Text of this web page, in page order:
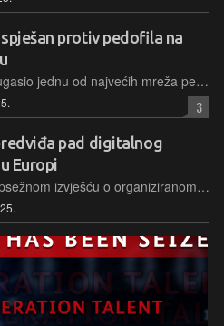
protiv pedofila na
Europol je ugasio jednu od najvećih mreža pedofila na dark webu u svijetu, što je dovelo do desetaka uhićenja diljem svijeta, uz najavu da će ih uslijediti još.
3
pad digitalnog
Europi
U svojem opsežnom izvješću o organiziranom kriminalu Europol je kratko spomenuo i digitalno piratstvo, zaključivši da bi taj trend mogao biti u padu u narednim godinama